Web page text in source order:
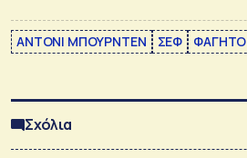
ΑΝΤΟΝΙ ΜΠΟΥΡΝΤΕΝ ΣΕΦ ΦΑΓΗΤΟ
Σχόλια